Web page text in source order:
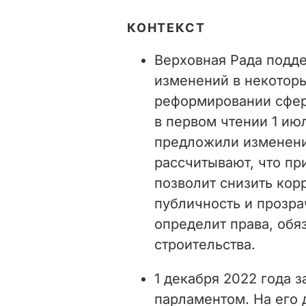
КОНТЕКСТ
Верховная Рада
изменений в
реформировании
в первом чтении 1
предложили
рассчитывают, что
позволит снизить
публичность и
определит права,
строительства.
1 декабря 2022 года
парламентом. На его